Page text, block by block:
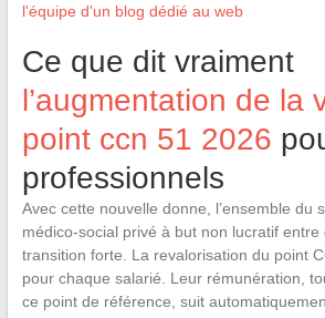
l'équipe d'un blog dédié au web
Ce que dit vraiment
l’augmentation de la
point ccn 51 2026
professionnels
Avec cette nouvelle donne, l’ensemble du
médico-social privé à but non lucratif
transition forte. La revalorisation du point
pour chaque salarié. Leur rémunération,
ce point de référence, suit